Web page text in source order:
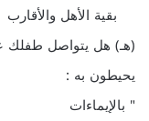
بقية الأهل
(هـ) هل يتواصل طفلك
يحيطون به :
" بالإيماءات